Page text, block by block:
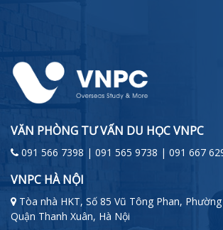
VĂN PHÒNG TƯ VẤN DU HỌC VNPC
091 566 7398 | 091 565 9738 | 091 667
VNPC HÀ NỘI
Tòa nhà HKT, Số 85 Vũ Tông Phan,
Quận Thanh Xuân, Hà Nội